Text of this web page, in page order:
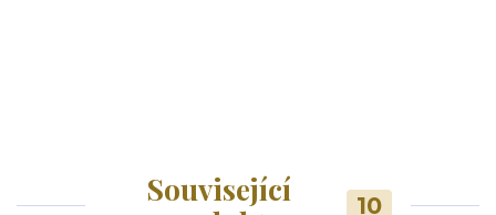
Související
10